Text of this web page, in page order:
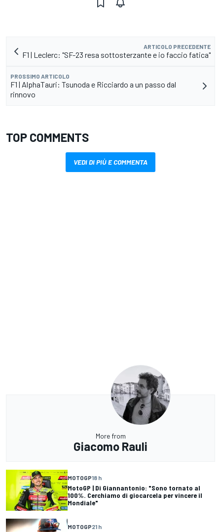
ARTICOLO PRECEDENTE
F1 | Leclerc: "SF-23 resa sottosterzante e io faccio fatica"
PROSSIMO ARTICOLO
F1 | AlphaTauri: Tsunoda e Ricciardo a un passo dal
rinnovo
TOP COMMENTS
VEDI DI PIÙ E COMMENTA
More from
Giacomo Rauli
MOTOGP18 h
MotoGP | Di Giannantonio: "Sono tornato al
100%. Cerchiamo di giocarcela per vincere il
Mondiale"
MOTOGP21 h